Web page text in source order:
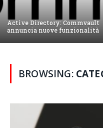
Active Directory: Commvault
annuncia nuove funzionalità
BROWSING: